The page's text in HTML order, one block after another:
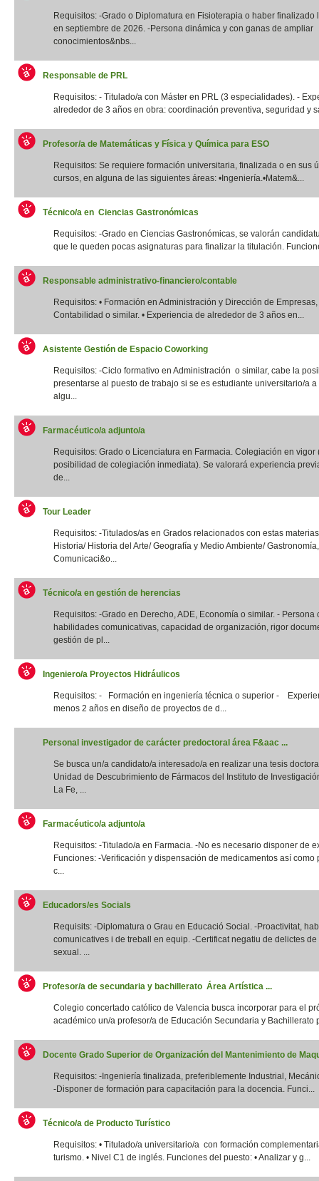
Requisitos: -Grado o Diplomatura en Fisioterapia o haber finalizado
en septiembre de 2026. -Persona dinámica y con ganas de ampliar
conocimientos&nbs...
Responsable de PRL
Requisitos: - Titulado/a con Máster en PRL (3 especialidades). -
alrededor de 3 años en obra: coordinación preventiva, seguridad y
Profesor/a de Matemáticas y Física y Química para ESO
Requisitos: Se requiere formación universitaria, finalizada o en sus
cursos, en alguna de las siguientes áreas: •Ingeniería.•Matem&...
Técnico/a en Ciencias Gastronómicas
Requisitos: -Grado en Ciencias Gastronómicas, se valorán
que le queden pocas asignaturas para finalizar la titulación.
Responsable administrativo-financiero/contable
Requisitos: • Formación en Administración y Dirección de
Contabilidad o similar. • Experiencia de alrededor de 3 años en...
Asistente Gestión de Espacio Coworking
Requisitos: -Ciclo formativo en Administración o similar, cabe la
presentarse al puesto de trabajo si se es estudiante universitario/a a
algu...
Farmacéutico/a adjunto/a
Requisitos: Grado o Licenciatura en Farmacia. Colegiación en vigor
posibilidad de colegiación inmediata). Se valorará experiencia
de...
Tour Leader
Requisitos: -Titulados/as en Grados relacionados con estas
Historia/ Historia del Arte/ Geografía y Medio Ambiente/ Gastronomía,
Comunicaci&o...
Técnico/a en gestión de herencias
Requisitos: -Grado en Derecho, ADE, Economía o similar. - Persona
habilidades comunicativas, capacidad de organización, rigor
gestión de pl...
Ingeniero/a Proyectos Hidráulicos
Requisitos: - Formación en ingeniería técnica o superior -
menos 2 años en diseño de proyectos de d...
Personal investigador de carácter predoctoral área F&aac ...
Se busca un/a candidato/a interesado/a en realizar una tesis
Unidad de Descubrimiento de Fármacos del Instituto de
La Fe, ...
Farmacéutico/a adjunto/a
Requisitos: -Titulado/a en Farmacia. -No es necesario disponer de
Funciones: -Verificación y dispensación de medicamentos así como
c...
Educadors/es Socials
Requisits: -Diplomatura o Grau en Educació Social. -Proactivitat,
comunicatives i de treball en equip. -Certificat negatiu de delictes
sexual. ...
Profesor/a de secundaria y bachillerato Área Artística ...
Colegio concertado católico de Valencia busca incorporar para el
académico un/a profesor/a de Educación Secundaria y Bachillerato
Docente Grado Superior de Organización del Mantenimiento de
Requisitos: -Ingeniería finalizada, preferiblemente Industrial,
-Disponer de formación para capacitación para la docencia. Funci...
Técnico/a de Producto Turístico
Requisitos: • Titulado/a universitario/a con formación
turismo. • Nivel C1 de inglés. Funciones del puesto: • Analizar y g...